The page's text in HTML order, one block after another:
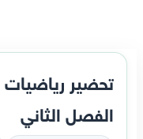
الفصل الثاني